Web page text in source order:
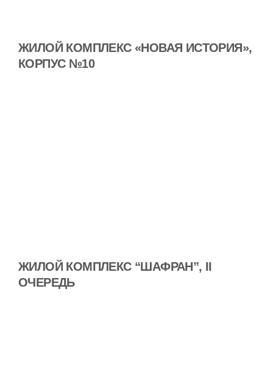
ЖИЛОЙ КОМПЛЕКС «НОВАЯ ИСТОРИЯ»,
КОРПУС №10
ЖИЛОЙ КОМПЛЕКС “ШАФРАН”, II
ОЧЕРЕДЬ